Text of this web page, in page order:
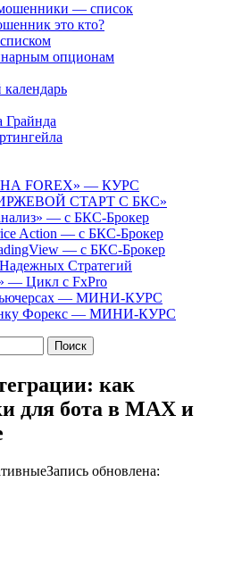
— список
это кто?
опционам
Грайнда
FOREX» — КУРС
СТАРТ С БКС»
— с БКС-Брокер
Action — с БКС-Брокер
— с БКС-Брокер
Стратегий
— Цикл с FxPro
— МИНИ-КУРС
Форекс — МИНИ-КУРС
как
для бота в MAX и
Запись обновлена: